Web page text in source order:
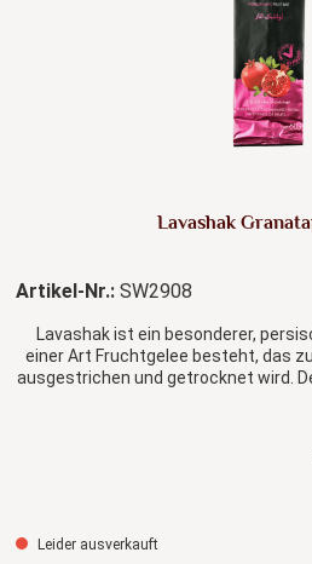
Lavashak
Artikel-Nr.: SW2908
Lavashak ist ein besonderer,
einer Art Fruchtgelee besteht, das
ausgestrichen und getrocknet wird.
Leider ausverkauft